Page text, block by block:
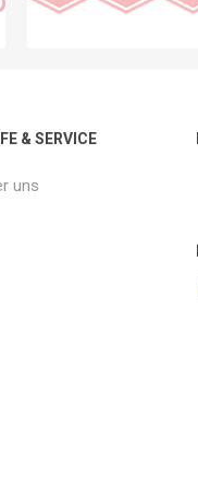
& SERVICE
uns